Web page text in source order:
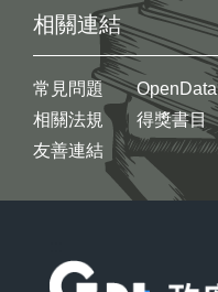
相關連結
常見問題
相關法規
友善連結
OpenData
得獎書目